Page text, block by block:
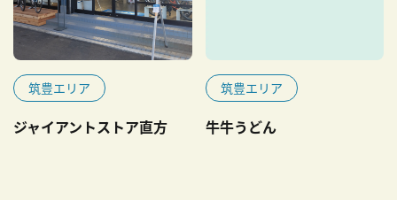
筑豊エリア
ジャイアントストア直方
筑豊エリア
牛牛うどん